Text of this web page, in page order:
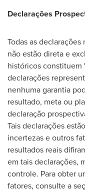
Declarações
Todas as
não estão direta e
históricos constituem
declarações
nenhuma garantia
resultado, meta ou
declaração
Tais declarações
incertezas e outros
resultados reais
em tais declarações,
controle. Para obter
fatores, consulte a